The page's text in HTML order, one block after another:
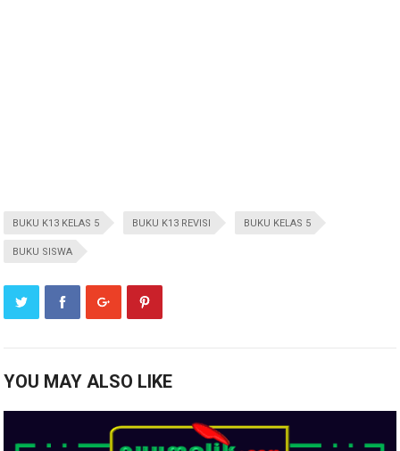
BUKU K13 KELAS 5 BUKU K13 REVISI BUKU KELAS 5
BUKU SISWA
YOU MAY ALSO LIKE